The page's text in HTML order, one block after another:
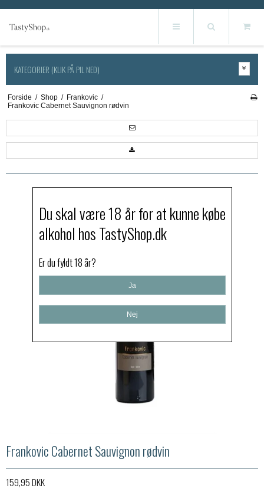
KATEGORIER (KLIK PÅ PIL NED)
Forside / Shop / Frankovic /
Frankovic Cabernet Sauvignon rødvin
Frankovic Cabernet Sauvignon rødvin
159,95 DKK
Du skal være 18 år for at kunne købe
alkohol hos TastyShop.dk
Er du fyldt 18 år?
Ja
Nej